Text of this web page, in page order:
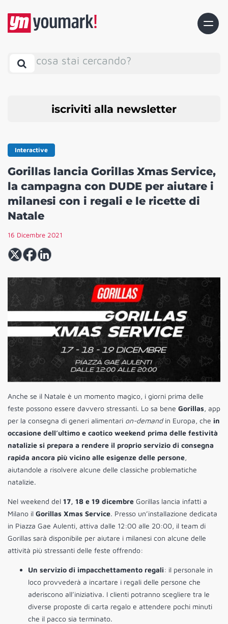
cosa stai cercando?
iscriviti alla newsletter
Interactive
Gorillas lancia Gorillas Xmas Service,
la campagna con DUDE per aiutare i
milanesi con i regali e le ricette di
Natale
16 Dicembre 2021
Anche se il Natale è un momento magico, i giorni prima delle
feste possono essere davvero stressanti. Lo sa bene Gorillas, app
per la consegna di generi alimentari on-demandin Europa, che in
occasione dell’ultimo e caotico weekend prima delle festività
natalizie si prepara a rendere il proprio servizio di consegna
rapida ancora più vicino alle esigenze delle persone,
aiutandole a risolvere alcune delle classiche problematiche
natalizie.
Nel weekend del 17, 18 e 19 dicembre Gorillas lancia infatti a
Milano il Gorillas Xmas Service. Presso un’installazione dedicata
in Piazza Gae Aulenti, attiva dalle 12:00 alle 20:00, il team di
Gorillas sarà disponibile per aiutare i milanesi con alcune delle
attività più stressanti delle feste offrendo:
Un servizio di impacchettamento regali: il personale in
loco provvederà a incartare i regali delle persone che
aderiscono all’iniziativa. I clienti potranno scegliere tra le
diverse proposte di carta regalo e attendere pochi minuti
che il pacco sia terminato.